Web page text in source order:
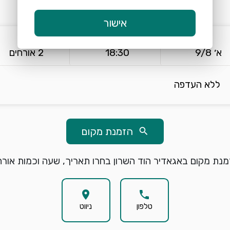
keyboard_arrow_down
א׳ 9/8
keyboard_arrow_down
18:30 2 אורחים
ללא העדפה
search הזמנת מקום
מקום באגאדיר הוד השרון בחרו תאריך, שעה וכמות
phone
טלפון
location_on
ניווט
אישור